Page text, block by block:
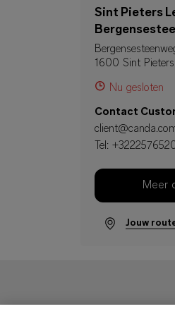
Sint Pieters
1600 Sint
Nu gesloten
Contact
Tel:
Meer
Jouw